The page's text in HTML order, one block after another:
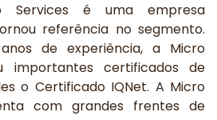
Services é uma empresa
referência no segmento.
de experiência, a Micro
importantes certificados de
o Certificado IQNet. A Micro
com grandes frentes de